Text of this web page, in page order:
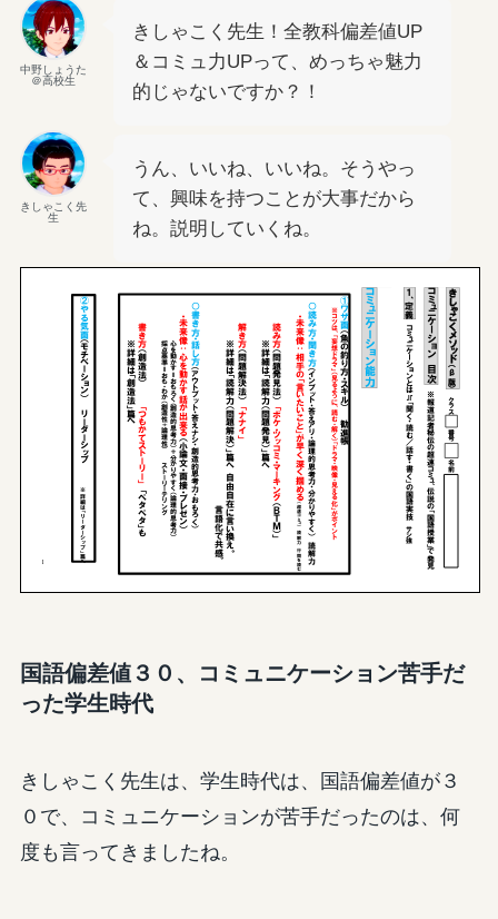
中野しょうた
＠高校生
きしゃこく先生！全教科偏差値UP
＆コミュ力UPって、めっちゃ魅力
的じゃないですか？！
きしゃこく先
生
うん、いいね、いいね。そうやっ
て、興味を持つことが大事だから
ね。説明していくね。
国語偏差値３０、コミュニケーション苦手だ
った学生時代
きしゃこく先生は、学生時代は、国語偏差値が３
０で、コミュニケーションが苦手だったのは、何
度も言ってきましたね。